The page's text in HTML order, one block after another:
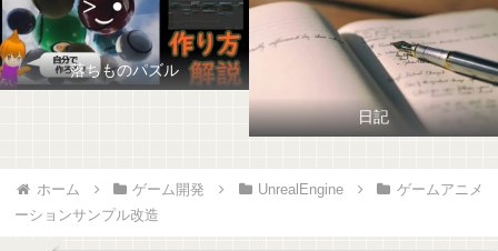
落ちものパズル
日記
ホーム ゲーム開発 UnrealEngine
ゲームアニメ
ーションサンプル改造